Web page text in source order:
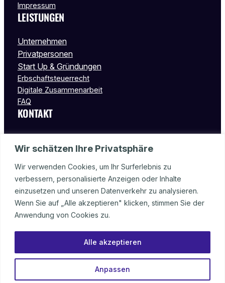
Wir schätzen Ihre Privatsphäre
Wir verwenden Cookies, um Ihr Surferlebnis zu
verbessern, personalisierte Anzeigen oder Inhalte
einzusetzen und unseren Datenverkehr zu analysieren.
Wenn Sie auf „Alle akzeptieren" klicken, stimmen Sie der
Anwendung von Cookies zu.
Anpassen
Alle akzeptieren
Impressum
LEISTUNGEN
Unternehmen
Privatpersonen
Start Up & Gründungen
Erbschaftsteuerrecht
Digitale Zusammenarbeit
FAQ
KONTAKT
Wormser Str. 15
55232 Alzey
Deutschland
Tel.: 06731 – 99 98 08
Fax: 06731 – 99 98 09
info@stbalzey.de